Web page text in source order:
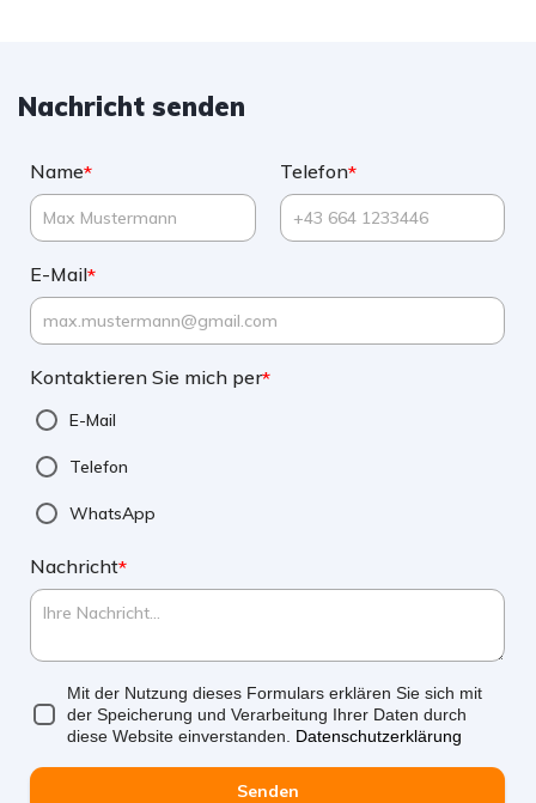
Nachricht senden
Name* Telefon*
E-Mail*
Kontaktieren Sie mich per*
E-Mail
Telefon
WhatsApp
Nachricht*
Mit der Nutzung dieses Formulars erklären Sie sich mit
der Speicherung und Verarbeitung Ihrer Daten durch
diese Website einverstanden. Datenschutzerklärung
Senden